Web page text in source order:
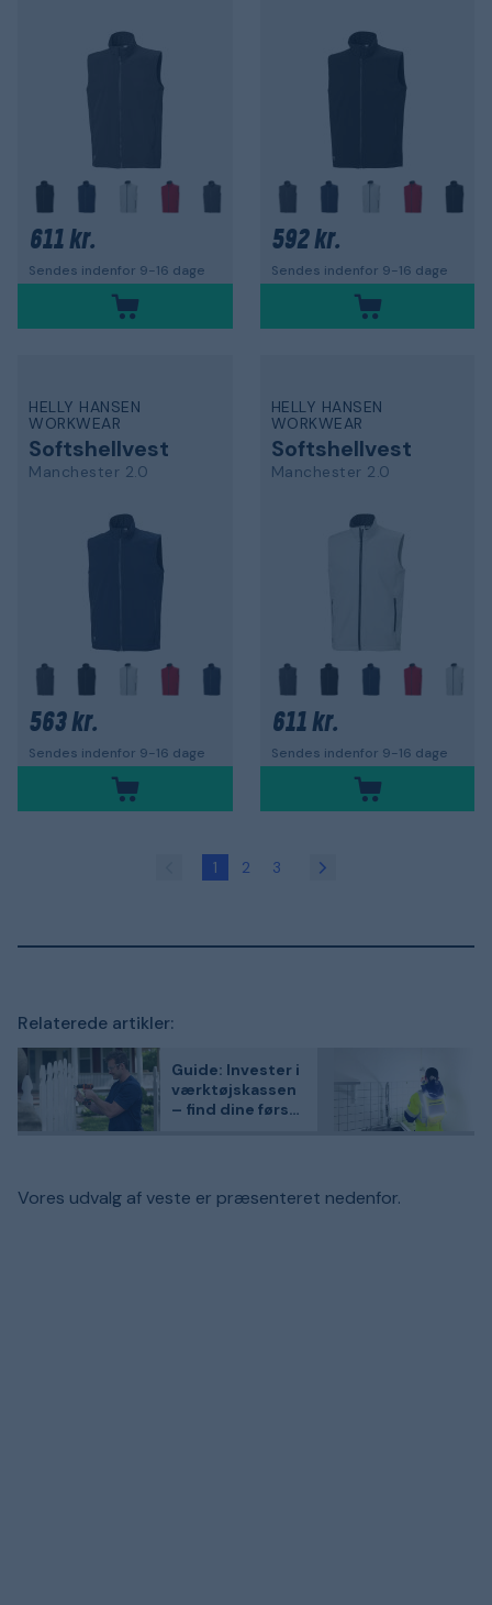
611 kr.
Sendes indenfor 9-16 dage
592 kr.
Sendes indenfor 9-16 dage
HELLY HANSEN
WORKWEAR
Softshellvest
Manchester 2.0
563 kr.
Sendes indenfor 9-16 dage
HELLY HANSEN
WORKWEAR
Softshellvest
Manchester 2.0
611 kr.
Sendes indenfor 9-16 dage
1 2 3
Relaterede artikler:
Guide: Invester i
værktøjskassen
– find dine første
Vores udvalg af veste er præsenteret nedenfor.